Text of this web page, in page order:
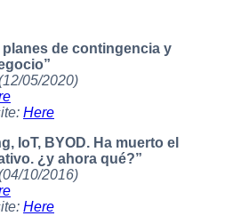
de contingencia y
05/2020)
Here
IoT, BYOD. Ha muerto el
¿y ahora qué?”
10/2016)
Here